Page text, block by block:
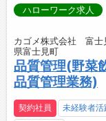
ハローワーク求人
カゴメ株式会社 富士
県富士見町
品質管理(野菜
品質管理業務)
契約社員 未経験者活